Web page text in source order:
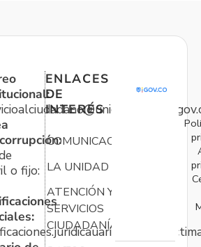
o fijo:
ENLACES
DE
INTERÉS
COMUNICACIONES
LA UNIDAD
ATENCIÓN Y
SERVICIOS
CIUDADANÍA